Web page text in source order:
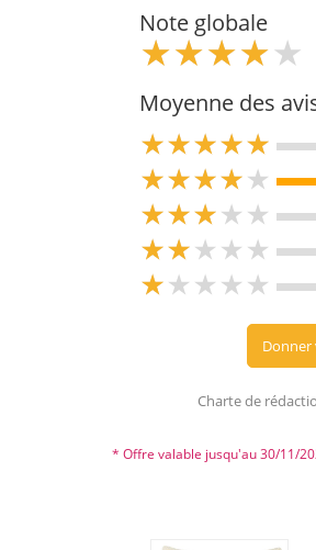
Note globale
Moyenne des
4
4
4
4
4
Donner
Charte de
* Offre valable jusqu'au 30/11/